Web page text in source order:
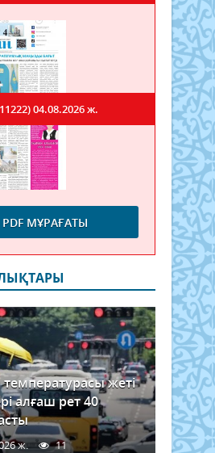
PDF МҰРАҒАТЫ
04.08.2026 ж.
температурасы жеті
алғаш рет 40
ж. 11